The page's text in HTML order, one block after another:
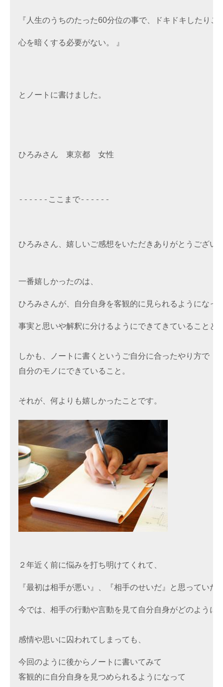
『人生のうちのたった60分位の事で、ドキドキしたりこ
心を暗くする必要がない。 』
とノートに書けました。
ひろみさん　東京都　女性
------ ここまで------
ひろみさん、嬉しいご感想をいただきありがとうござい
一番嬉しかったのは、
ひろみさんが、自分自身を客観的に見られるようになっ
事実と思いや解釈に分けるようにできてきていることと
しかも、ノートに書くというご自分に合ったやり方で
自分のモノにできていること。
それが、何よりも嬉しかったことです。
２年近く前に悩みを打ち明けてくれて、
『最初は相手が悪い』、『相手のせいだ』と思っていた
今では、相手の行動や言動を見て自分自身がどのように
感情や思いに囚われてしまっても、
今回のように後からノートに書いてみて
客観的に自分自身を見つめられるようになって